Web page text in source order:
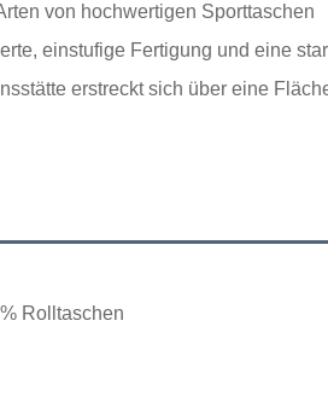
von hochwertigen Sporttaschen
einstufige Fertigung und eine
erstreckt sich über eine
Rolltaschen